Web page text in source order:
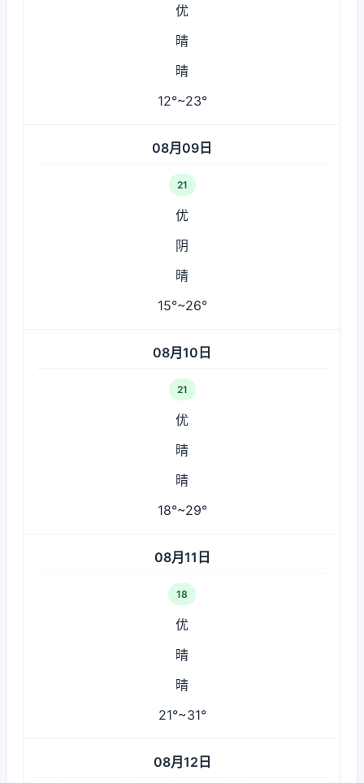
优
晴
晴
12°~23°
08月09日
21
优
阴
晴
15°~26°
08月10日
21
优
晴
晴
18°~29°
08月11日
18
优
晴
晴
21°~31°
08月12日